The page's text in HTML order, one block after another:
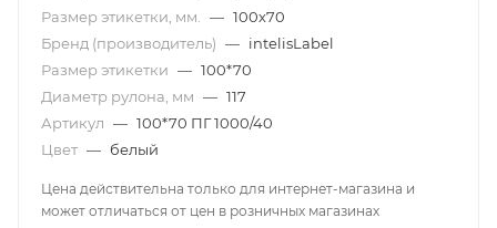
Размер этикетки, мм.
— 100х70
Бренд (производитель) — intelisLabel
Размер этикетки — 100*70
Диаметр рулона, мм — 117
Артикул — 100*70 ПГ 1000/40
Цвет — белый
Цена действительна только для интернет-магазина и
может отличаться от цен в розничных магазинах